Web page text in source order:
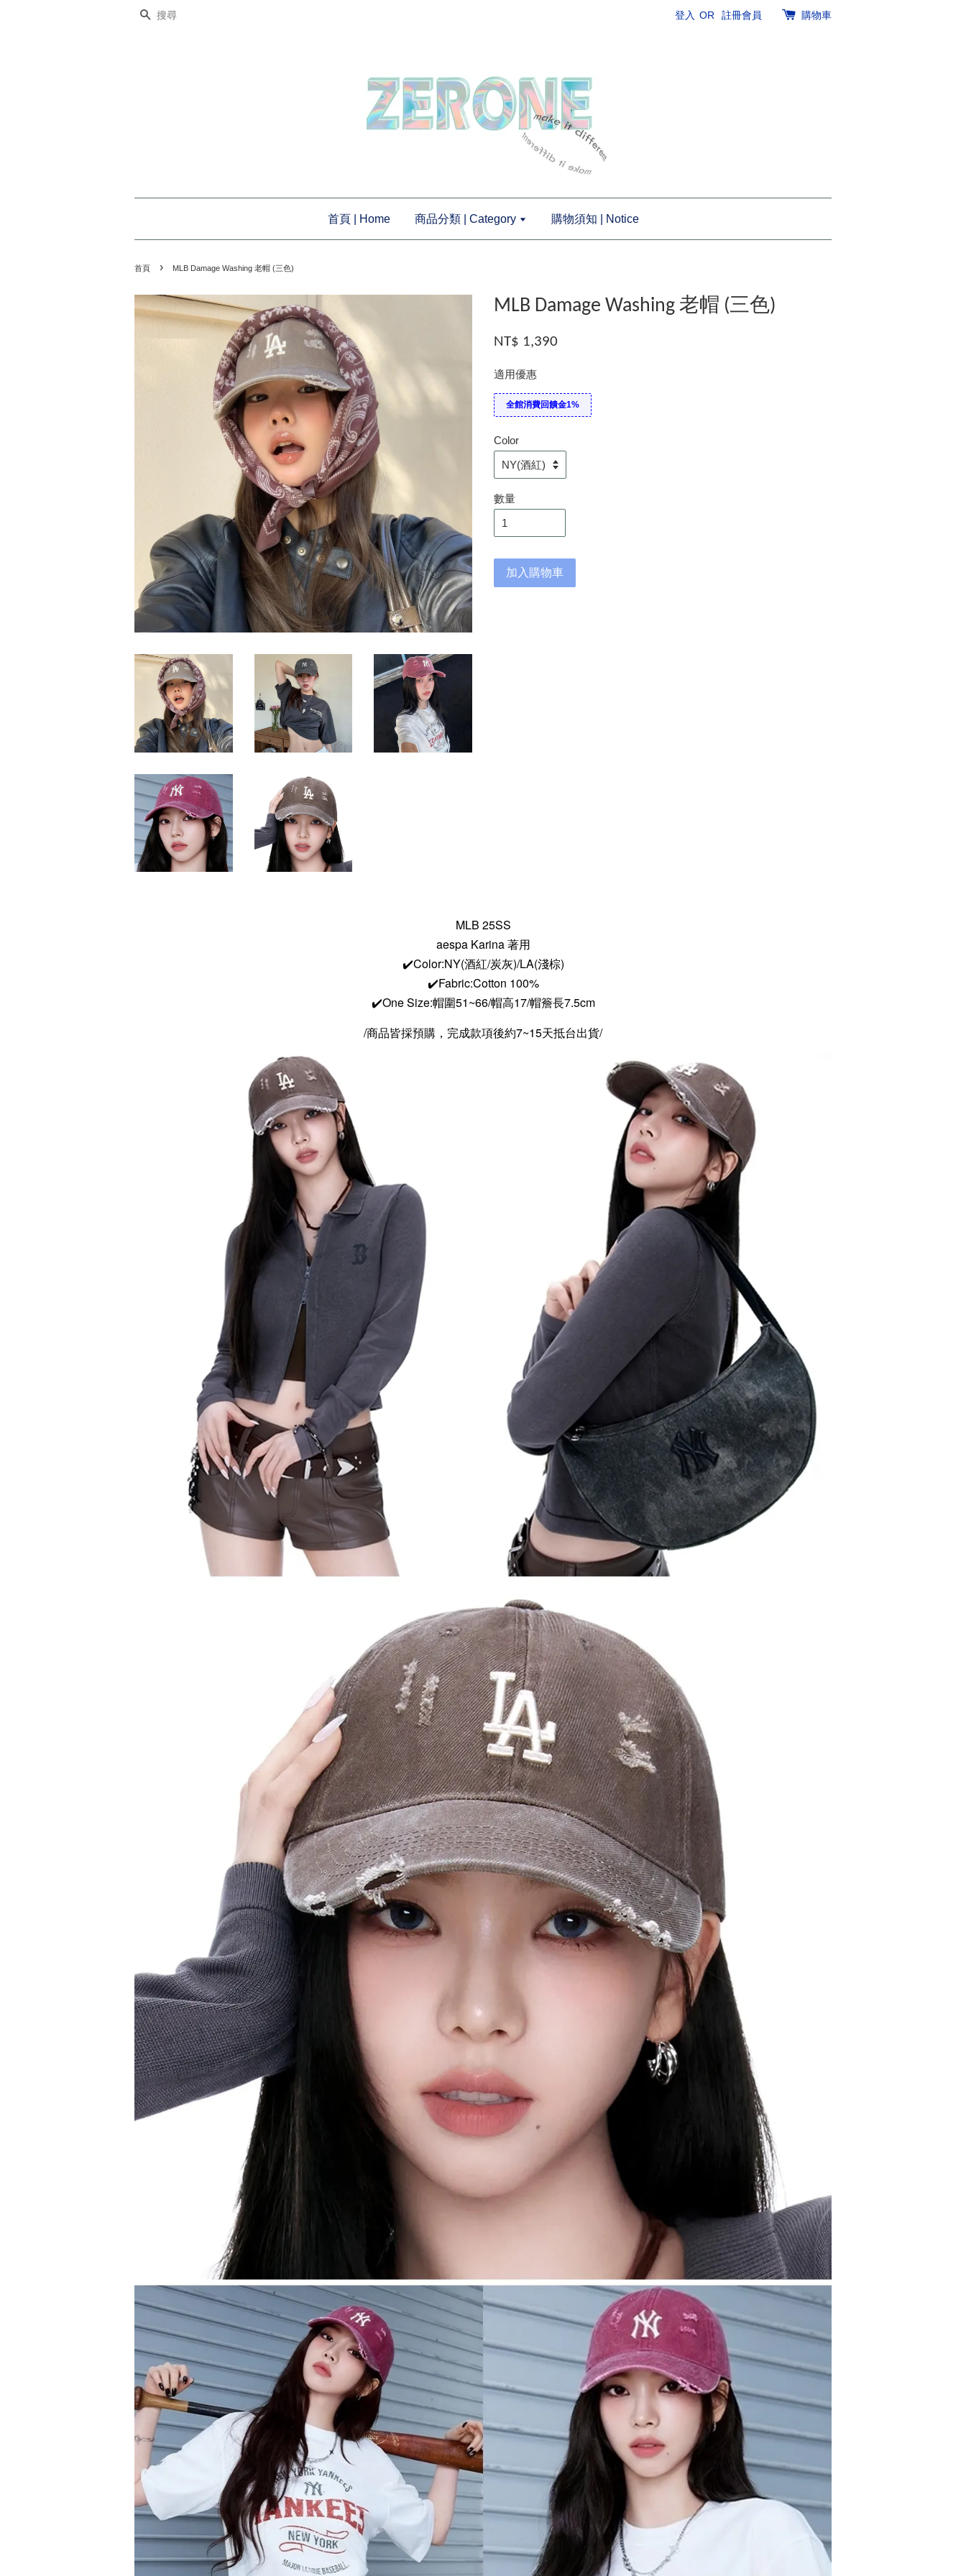
搜尋 登入 OR 註冊會員 購物車
首頁 | Home 商品分類 | Category 購物須知 | Notice
首頁 › MLB Damage Washing 老帽 (三色)
MLB Damage Washing 老帽 (三色)
NT$ 1,390
適用優惠
全館消費回饋金1%
Color
數量
加入購物車
MLB 25SS
aespa Karina 著用
✔️Color:NY(酒紅/炭灰)/LA(淺棕)
✔️Fabric:Cotton 100%
✔️One Size:帽圍51~66/帽高17/帽簷長7.5cm
/商品皆採預購，完成款項後約7~15天抵台出貨/